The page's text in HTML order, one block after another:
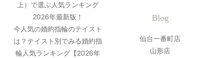
上）で選ぶ人気ランキング
2026年最新版！
今人気の婚約指輪のテイスト
は？テイスト別でみる婚約指
輪人気ランキング【2026年
Blog
仙台一番町店
山形店